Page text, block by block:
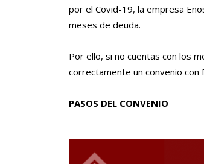
por el Covid-19, la empresa
meses de deuda.
Por ello, si no cuentas con los
correctamente un convenio con
PASOS DEL CONVENIO